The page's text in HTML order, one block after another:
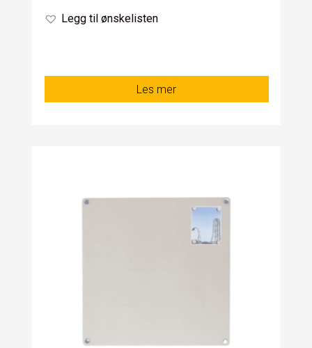
Legg til ønskelisten
Les mer